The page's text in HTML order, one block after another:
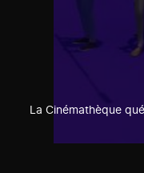
La Cinémathèque